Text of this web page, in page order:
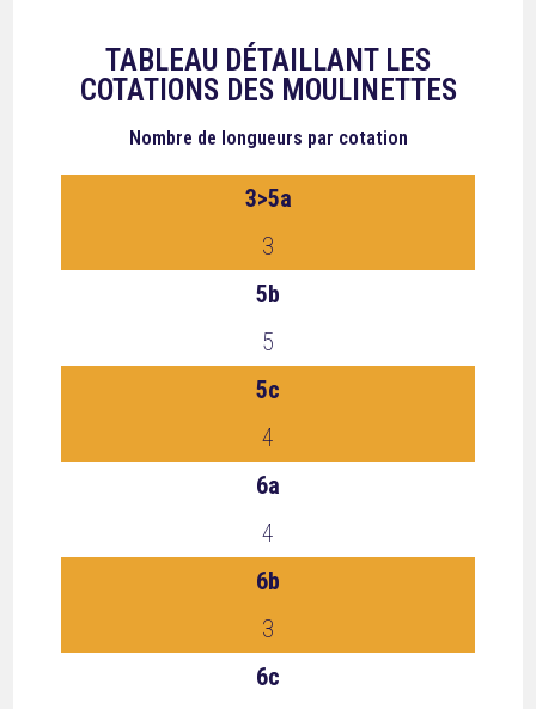
TABLEAU DÉTAILLANT LES
COTATIONS DES MOULINETTES
Nombre de longueurs par cotation
3>5a
3
5b
5
5c
4
6a
4
6b
3
6c